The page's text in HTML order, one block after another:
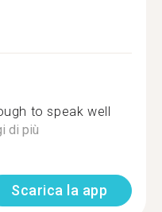
to speak well
di più
Scarica la app